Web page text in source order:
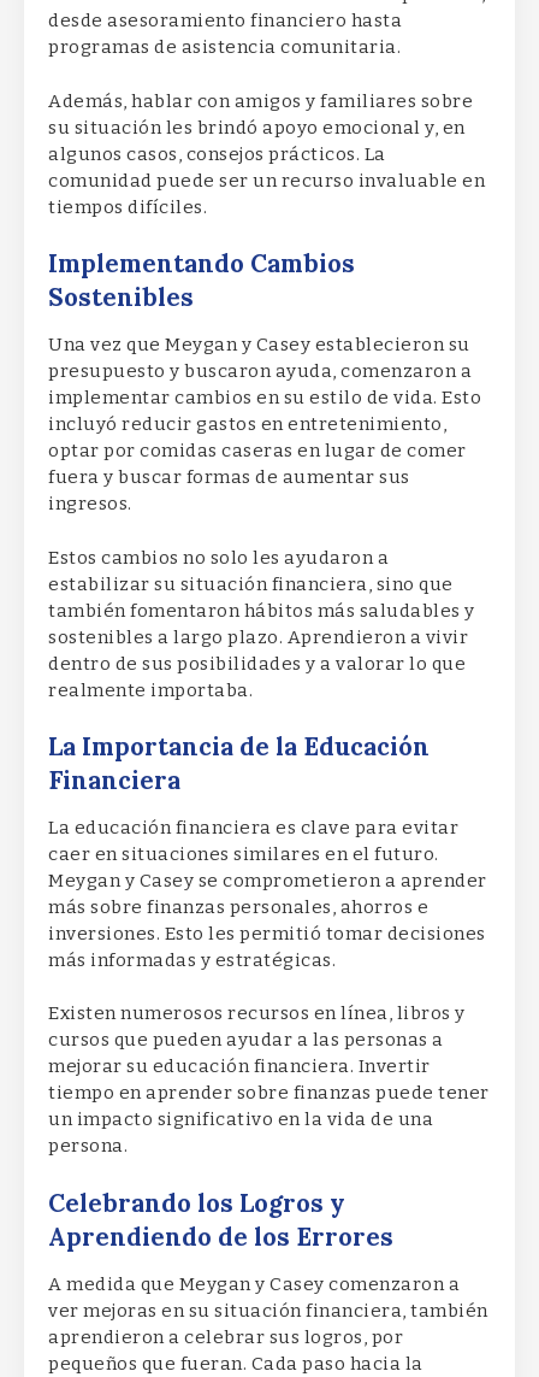
desde asesoramiento financiero hasta
programas de asistencia comunitaria.
Además, hablar con amigos y familiares sobre
su situación les brindó apoyo emocional y, en
algunos casos, consejos prácticos. La
comunidad puede ser un recurso invaluable en
tiempos difíciles.
Implementando Cambios
Sostenibles
Una vez que Meygan y Casey establecieron su
presupuesto y buscaron ayuda, comenzaron a
implementar cambios en su estilo de vida. Esto
incluyó reducir gastos en entretenimiento,
optar por comidas caseras en lugar de comer
fuera y buscar formas de aumentar sus
ingresos.
Estos cambios no solo les ayudaron a
estabilizar su situación financiera, sino que
también fomentaron hábitos más saludables y
sostenibles a largo plazo. Aprendieron a vivir
dentro de sus posibilidades y a valorar lo que
realmente importaba.
La Importancia de la Educación
Financiera
La educación financiera es clave para evitar
caer en situaciones similares en el futuro.
Meygan y Casey se comprometieron a aprender
más sobre finanzas personales, ahorros e
inversiones. Esto les permitió tomar decisiones
más informadas y estratégicas.
Existen numerosos recursos en línea, libros y
cursos que pueden ayudar a las personas a
mejorar su educación financiera. Invertir
tiempo en aprender sobre finanzas puede tener
un impacto significativo en la vida de una
persona.
Celebrando los Logros y
Aprendiendo de los Errores
A medida que Meygan y Casey comenzaron a
ver mejoras en su situación financiera, también
aprendieron a celebrar sus logros, por
pequeños que fueran. Cada paso hacia la